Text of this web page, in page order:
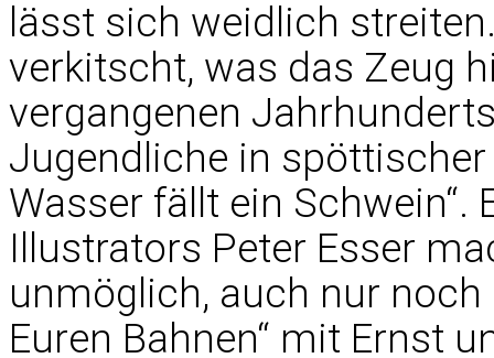
lässt sich weidlich
verkitscht, was das Zeug
vergangenen
Jugendliche in spöttischer
Wasser fällt ein Schwein“.
Illustrators Peter Esser
unmöglich, auch nur noch
Euren Bahnen“ mit Ernst